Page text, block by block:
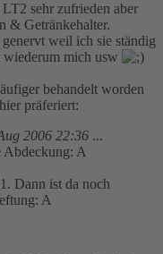
sehr zufrieden aber
& Getränkehalter.
weil ich sie ständig
mich usw
behandelt worden
präferiert:
2006 22:36 ...
Abdeckung: A
Dann ist da noch
A